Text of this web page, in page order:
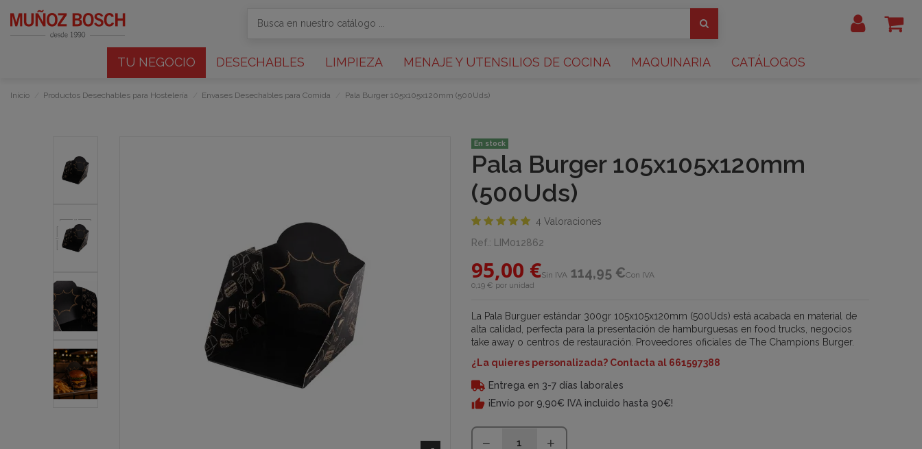
TU NEGOCIO DESECHABLES LIMPIEZA MENAJE Y UTENSILIOS DE COCINA MAQUINARIA CATÁLOGOS
Inicio Productos Desechables para Hostelería Envases Desechables para Comida Pala Burger 105x105x120mm (500Uds)
En stock
Pala Burger 105x105x120mm
(500Uds)
4 Valoraciones
Ref.:
LIM012862
95,00 €Sin IVA 114,95 €Con IVA
0,19 € por unidad
La Pala Burguer estándar 300gr 105x105x120mm (500Uds) está acabada en material de
alta calidad, perfecta para la presentación de hamburguesas en food trucks, negocios
take away o centros de restauración. Proveedores oficiales de The Champions Burger.
¿La quieres personalizada? Contacta al 661597388
Entrega en 3-7 días laborales
¡Envío por 9,90€ IVA incluido hasta 90€!